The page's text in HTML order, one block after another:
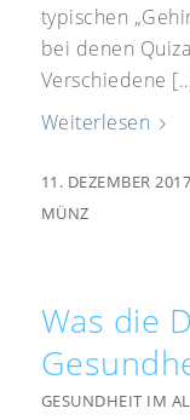
typischen
bei denen
Verschiedene
Weiterlesen
11. DEZEMBER 2017
MÜNZ
Was die
GESUNDHEIT IM